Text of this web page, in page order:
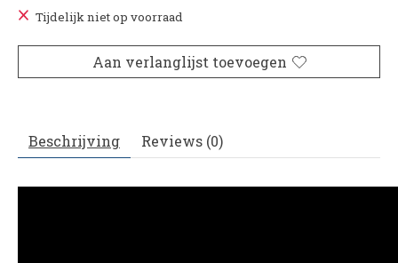
Tijdelijk niet op voorraad
Aan verlanglijst toevoegen
Beschrijving Reviews (0)